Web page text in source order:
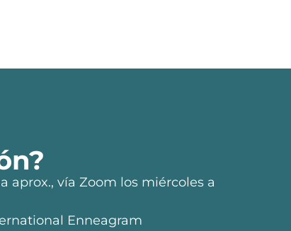
aprox., vía Zoom los miércoles a
Enneagram